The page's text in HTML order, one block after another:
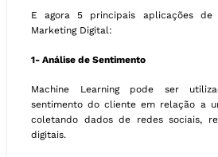
E agora 5 principais aplicações de
Marketing Digital:
1- Análise de Sentimento
Machine Learning pode ser
sentimento do cliente em relação a
coletando dados de redes sociais,
digitais.